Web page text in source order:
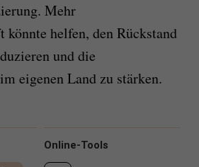
Mehr
könnte helfen, den Rückstand
und die
eigenen Land zu stärken.
Online-Tools